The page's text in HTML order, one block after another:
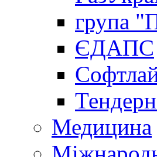
група
ЄДАПС
Медицина